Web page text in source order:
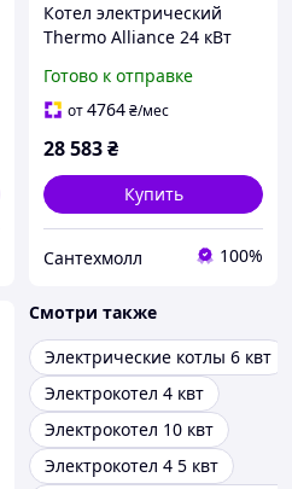
Котел электрический
Thermo Alliance 24 кВт
Готово к отправке
от4764₴/мес
28 583₴
Купить
Сантехмолл 100%
Смотри также
Электрические котлы 6 квт
Электрокотел 4 квт
Электрокотел 10 квт
Электрокотел 4 5 квт